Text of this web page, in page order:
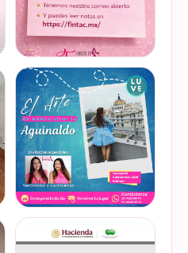
Prometemos que no
desaparecimos… solo
estamos reorganizando
todo (y esperando a que el
diseñador vuelva del retiro
😅). No estamos publicand…
VER EN
INSTAGRAM
¿Quieres conocer cuál es la
mejor forma de gestionar
ese dinero extra de fin de